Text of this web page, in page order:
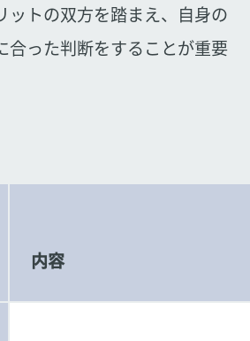
ットの双方を踏まえ、自身の
合った判断をすることが重要
内容